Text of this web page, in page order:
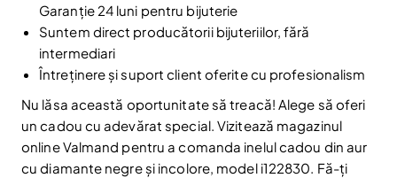
Email
Abonare
Am citit și sunt de acord cu
Garanție 24 luni pentru bijuterie
Suntem direct producătorii bijuteriilor, fără
intermediari
Întreținere și suport client oferite cu profesionalism
Nu lăsa această oportunitate să treacă! Alege să oferi
un cadou cu adevărat special. Vizitează magazinul
online Valmand pentru a comanda inelul cadou din aur
cu diamante negre și incolore, model i122830. Fă-ți